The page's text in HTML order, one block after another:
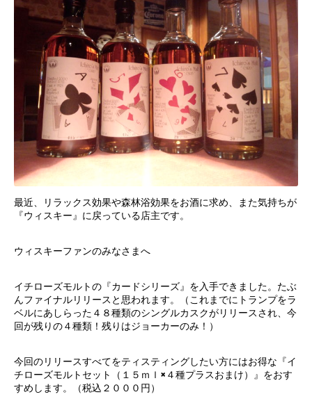
最近、リラックス効果や森林浴効果をお酒に求め、また気持ちが
『ウィスキー』に戻っている店主です。
ウィスキーファンのみなさまへ
イチローズモルトの『カードシリーズ』を入手できました。たぶ
んファイナルリリースと思われます。（これまでにトランプをラ
ベルにあしらった４８種類のシングルカスクがリリースされ、今
回が残りの４種類！残りはジョーカーのみ！）
今回のリリースすべてをティスティングしたい方にはお得な『イ
チローズモルトセット（１５ｍｌ×４種プラスおまけ）』をおす
すめします。（税込２０００円）